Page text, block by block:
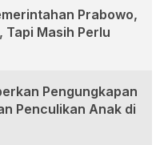
Prabowo,
Tapi Masih Perlu
Pengungkapan
Penculikan Anak di